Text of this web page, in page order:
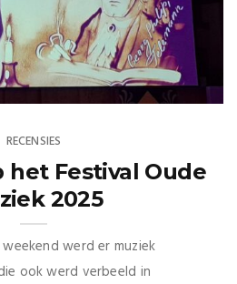
RECENSIES
het Festival Oude
2025
werd er muziek
ook werd verbeeld in